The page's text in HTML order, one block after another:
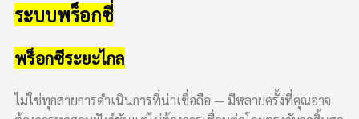
ระบบพร็อกซี่
พร็อกซีระยะไกล
ไม่ใช่ทุกสายการดำเนินการที่น่าเชื่อถือ — มีหลายครั้งที่คุณอาจ